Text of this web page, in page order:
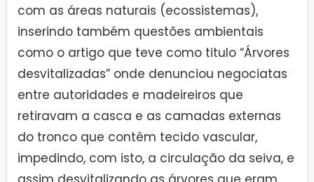
com as áreas naturais (ecossistemas),
inserindo também questões ambientais
como o artigo que teve como titulo “Árvores
desvitalizadas” onde denunciou negociatas
entre autoridades e madeireiros que
retiravam a casca e as camadas externas
do tronco que contêm tecido vascular,
impedindo, com isto, a circulação da seiva, e